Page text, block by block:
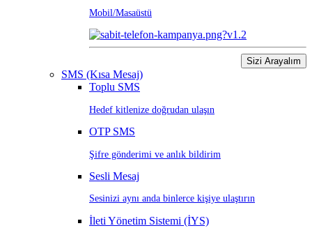
Mobil/Masaüstü
Sizi Arayalım
SMS (Kısa Mesaj)
Toplu SMS
Hedef kitlenize doğrudan ulaşın
OTP SMS
Şifre gönderimi ve anlık bildirim
Sesli Mesaj
Sesinizi aynı anda binlerce kişiye ulaştırın
İleti Yönetim Sistemi (İYS)